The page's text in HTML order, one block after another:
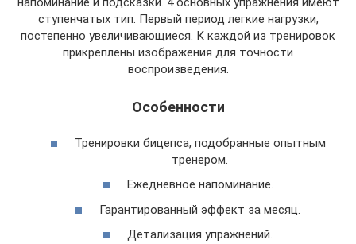
ступенчатых тип. Первый период легкие нагрузки,
постепенно увеличивающиеся. К каждой из тренировок
прикреплены изображения для точности
воспроизведения.
Особенности
Тренировки бицепса, подобранные опытным
тренером.
Ежедневное напоминание.
Гарантированный эффект за месяц.
Детализация упражнений.